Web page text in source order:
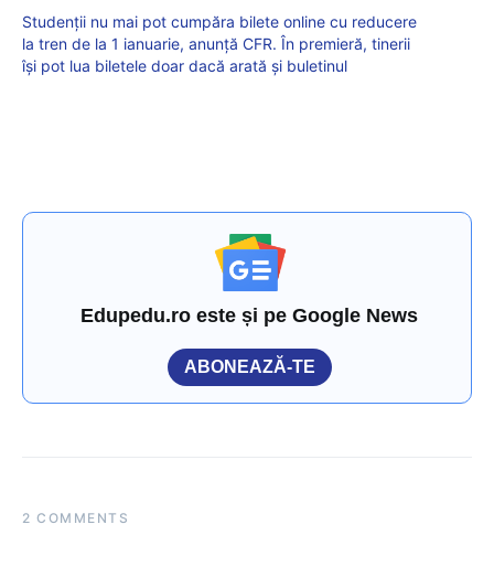
Studenții nu mai pot cumpăra bilete online cu reducere
la tren de la 1 ianuarie, anunță CFR. În premieră, tinerii
își pot lua biletele doar dacă arată și buletinul
Edupedu.ro este și pe Google News
ABONEAZĂ-TE
2 COMMENTS